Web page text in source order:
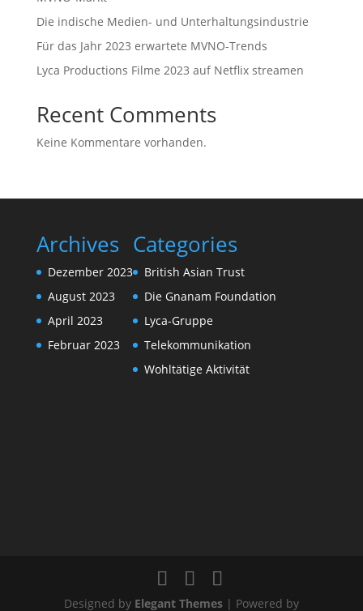
Die indische Medien- und Unterhaltungsindustrie
Für das Jahr 2023 erwartete MVNO-Trends
Lyca Productions Filme 2023 auf Netflix streamen
Recent Comments
Keine Kommentare vorhanden.
Archives
Dezember 2023
August 2023
April 2023
Februar 2023
Categories
British Asian Trust
Die Gnanam Foundation
Lyca-Gruppe
Telekommunikation
Wohltätige Aktivität
Designed by Elegant Themes| Powered by